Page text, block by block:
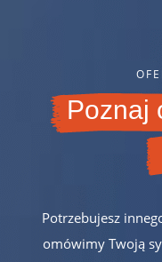
Poznaj
Potrzebujesz
omówimy Twoją